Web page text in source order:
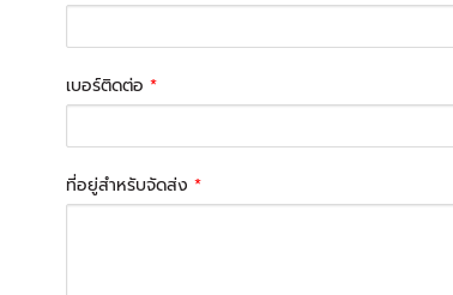
เบอร์ติดต่อ *
ที่อยู่สำหรับจัดส่ง *